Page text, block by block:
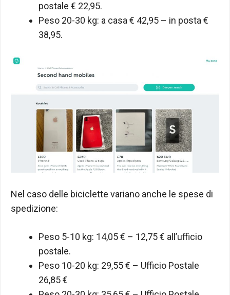
postale € 22,95.
Peso 20-30 kg: a casa € 42,95 – in posta €
38,95.
Nel caso delle biciclette variano anche le spese di
spedizione:
Peso 5-10 kg: 14,05 € – 12,75 € all’ufficio
postale.
Peso 10-20 kg: 29,55 € – Ufficio Postale
26,85 €